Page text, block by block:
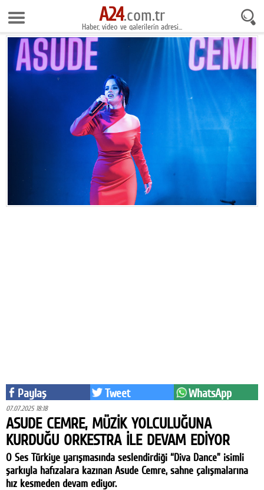
8 Ağustos 2026 10:21:12
Anasayfa
Foto Galeri
Gazeteler
Gündem
Magazin
Kültür-sanat
Sağlık
Yazarlar
Künye
A24.com.tr
Haber, video ve galerilerin adresi...
Paylaş Tweet WhatsApp
07.07.2025 18:18
ASUDE CEMRE, MÜZİK YOLCULUĞUNA
KURDUĞU ORKESTRA İLE DEVAM EDİYOR
O Ses Türkiye yarışmasında seslendirdiği “Diva Dance” isimli
şarkıyla hafızalara kazınan Asude Cemre, sahne çalışmalarına
hız kesmeden devam ediyor.